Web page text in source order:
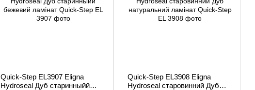
Quick-Step EL3907 Eligna
Hydroseal Дуб старинныйй
Quick-Step EL3908 Eligna
Hydroseal старовинний Дуб